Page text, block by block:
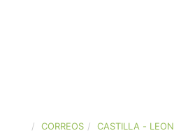
CORREOS CASTILLA - LEON